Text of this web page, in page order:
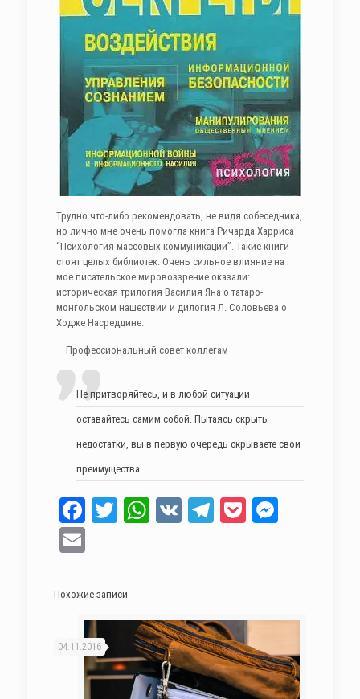
Трудно что-либо рекомендовать, не видя собеседника,
но лично мне очень помогла книга Ричарда Харриса
“Психология массовых коммуникаций”. Такие книги
стоят целых библиотек. Очень сильное влияние на
мое писательское мировоззрение оказали:
историческая трилогия Василия Яна о татаро-
монгольском нашествии и дилогия Л. Соловьева о
Ходже Насреддине.
— Профессиональный совет коллегам
Не притворяйтесь, и в любой ситуации
оставайтесь самим собой. Пытаясь скрыть
недостатки, вы в первую очередь скрываете свои
преимущества.
Facebook
TwitterWhatsApp
VK Telegram
Pocket
Похожие записи
04.11.2016